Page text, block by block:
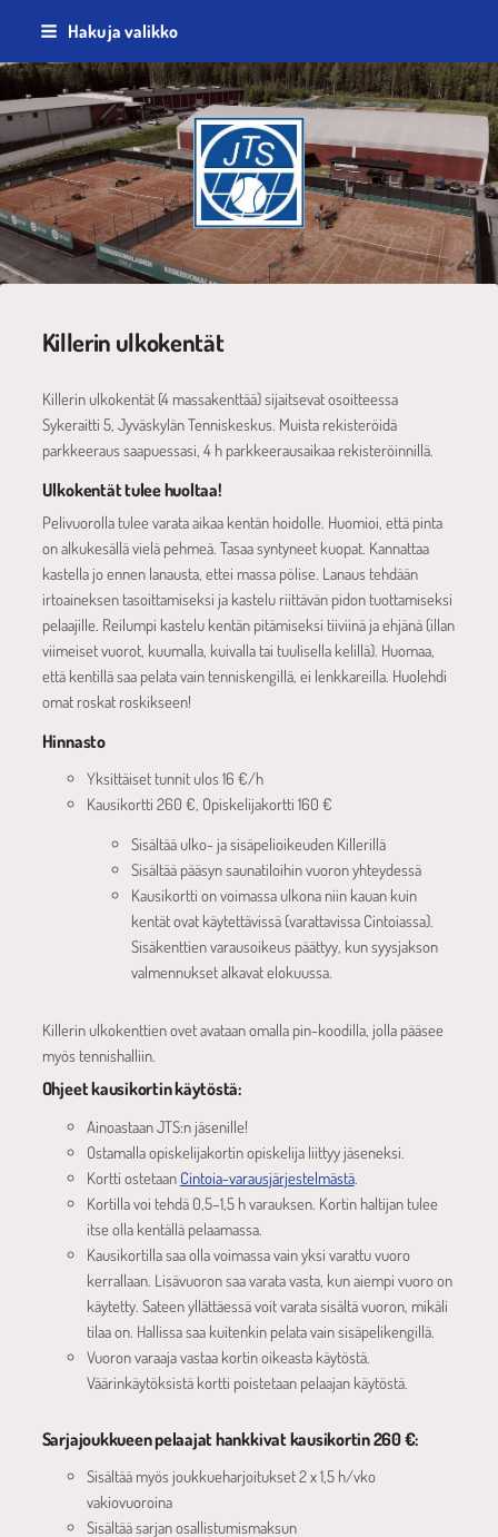
Siirry
sisältöön
Haku ja valikko
Jyväskylän Tennisseura ry
Killerin ulkokentät
Killerin ulkokentät (4 massakenttää) sijaitsevat osoitteessa
Sykeraitti 5, Jyväskylän Tenniskeskus. Muista rekisteröidä
parkkeeraus saapuessasi, 4 h parkkeerausaikaa rekisteröinnillä.
Ulkokentät tulee huoltaa!
Pelivuorolla tulee varata aikaa kentän hoidolle. Huomioi, että pinta
on alkukesällä vielä pehmeä. Tasaa syntyneet kuopat. Kannattaa
kastella jo ennen lanausta, ettei massa pölise. Lanaus tehdään
irtoaineksen tasoittamiseksi ja kastelu riittävän pidon tuottamiseksi
pelaajille. Reilumpi kastelu kentän pitämiseksi tiiviinä ja ehjänä (illan
viimeiset vuorot, kuumalla, kuivalla tai tuulisella kelillä). Huomaa,
että kentillä saa pelata vain tenniskengillä, ei lenkkareilla. Huolehdi
omat roskat roskikseen!
Hinnasto
Yksittäiset tunnit ulos 16 €/h
Kausikortti 260 €, Opiskelijakortti 160 €
Sisältää ulko- ja sisäpelioikeuden Killerillä
Sisältää pääsyn saunatiloihin vuoron yhteydessä
Kausikortti on voimassa ulkona niin kauan kuin
kentät ovat käytettävissä (varattavissa Cintoiassa).
Sisäkenttien varausoikeus päättyy, kun syysjakson
valmennukset alkavat elokuussa.
Killerin ulkokenttien ovet avataan omalla pin-koodilla, jolla pääsee
myös tennishalliin.
Ohjeet kausikortin käytöstä:
Ainoastaan JTS:n jäsenille!
Ostamalla opiskelijakortin opiskelija liittyy jäseneksi.
Kortti ostetaan Cintoia-varausjärjestelmästä.
Kortilla voi tehdä 0,5–1,5 h varauksen. Kortin haltijan tulee
itse olla kentällä pelaamassa.
Kausikortilla saa olla voimassa vain yksi varattu vuoro
kerrallaan. Lisävuoron saa varata vasta, kun aiempi vuoro on
käytetty. Sateen yllättäessä voit varata sisältä vuoron, mikäli
tilaa on. Hallissa saa kuitenkin pelata vain sisäpelikengillä.
Vuoron varaaja vastaa kortin oikeasta käytöstä.
Väärinkäytöksistä kortti poistetaan pelaajan käytöstä.
Sarjajoukkueen pelaajat hankkivat kausikortin 260 €:
Sisältää myös joukkueharjoitukset 2 x 1,5 h/vko
vakiovuoroina
Sisältää sarjan osallistumismaksun